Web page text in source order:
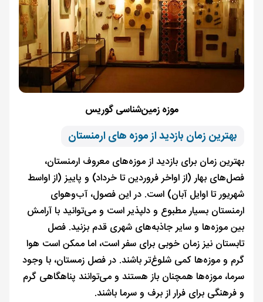
موزه زمین‌شناسی گوریس
بهترین زمان بازدید از موزه‌ های ارمنستان
بهترین زمان برای بازدید از موزه‌های معروف ارمنستان،
فصل‌های بهار (از اواخر فروردین تا خرداد) و پاییز (از اواسط
شهریور تا اوایل آبان) است. در این فصول، آب‌وهوای
ارمنستان بسیار مطبوع و دلپذیر است و می‌توانید با آرامش
بین موزه‌ها و سایر جاذبه‌های شهری قدم بزنید. فصل
تابستان نیز زمان خوبی برای سفر است، اما ممکن است هوا
گرم و موزه‌ها کمی شلوغ‌تر باشند. در فصل زمستان، با وجود
سرما، موزه‌ها همچنان باز هستند و می‌توانند پناهگاهی گرم
و فرهنگی برای فرار از برف و سرما باشند.